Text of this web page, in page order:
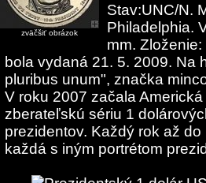
zväčšiť obrázok
Stav:UNC/N.
Philadelphia.
mm.
bola vydaná 21. 5. 2009. Na
pluribus unum", značka
V roku 2007 začala
zberateľskú sériu 1
prezidentov. Každý rok až
každá s iným portrétom